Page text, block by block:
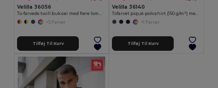
Velilla 36056
To-farvede twill bukser med flere lommer (210 g/m²) i bomuld (20 %), og polyester (80 %)
+5 Farver
Tilføj Til Kurv
Velilla 36140
Tofarvet piqué-poloshirt (150 g/m²) med lange ærmer, i bomuld (55 %) og polyester (45 %)
+1 Farver
Tilføj Til Kurv